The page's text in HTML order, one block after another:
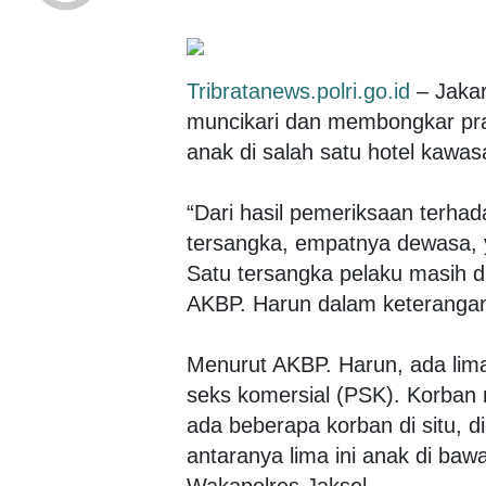
Tribratanews.polri.go.id –
muncikari dan membongkar
anak di salah satu hotel
“Dari hasil pemeriksaan
tersangka, empatnya
Satu tersangka pelaku masih
AKBP. Harun dalam
Menurut AKBP. Harun, ada
seks komersial (PSK). Korban
ada beberapa korban di situ,
antaranya lima ini anak di